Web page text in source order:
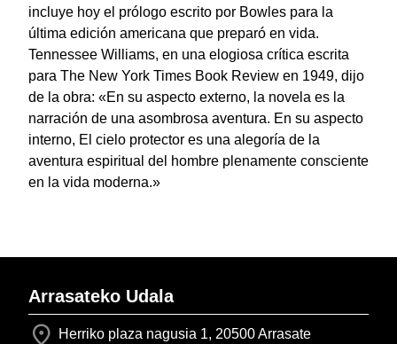
incluye hoy el prólogo escrito por Bowles para la
última edición americana que preparó en vida.
Tennessee Williams, en una elogiosa crítica escrita
para The New York Times Book Review en 1949, dijo
de la obra: «En su aspecto externo, la novela es la
narración de una asombrosa aventura. En su aspecto
interno, El cielo protector es una alegoría de la
aventura espiritual del hombre plenamente consciente
en la vida moderna.»
Arrasateko Udala
Herriko plaza nagusia 1, 20500 Arrasate